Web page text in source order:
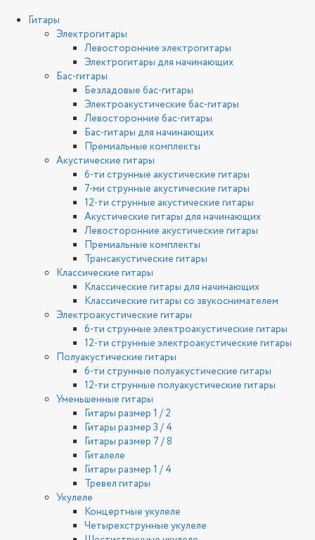
Гитары
Электрогитары
Левосторонние электрогитары
Электрогитары для начинающих
Бас-гитары
Безладовые бас-гитары
Электроакустические бас-гитары
Левосторонние бас-гитары
Бас-гитары для начинающих
Премиальные комплекты
Акустические гитары
6-ти струнные акустические гитары
7-ми струнные акустические гитары
12-ти струнные акустические гитары
Акустические гитары для начинающих
Левосторонние акустические гитары
Премиальные комплекты
Трансакустические гитары
Классические гитары
Классические гитары для начинающих
Классические гитары со звукоснимателем
Электроакустические гитары
6-ти струнные электроакустические гитары
12-ти струнные электроакустические гитары
Полуакустические гитары
6-ти струнные полуакустические гитары
12-ти струнные полуакустические гитары
Уменьшенные гитары
Гитары размер 1 / 2
Гитары размер 3 / 4
Гитары размер 7 / 8
Гиталеле
Гитары размер 1 / 4
Тревел гитары
Укулеле
Концертные укулеле
Четырехструнные укулеле